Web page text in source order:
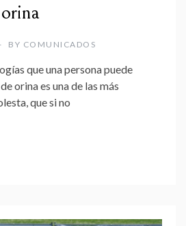
BY COMUNICADOS
que una persona puede
orina es una de las más
que si no